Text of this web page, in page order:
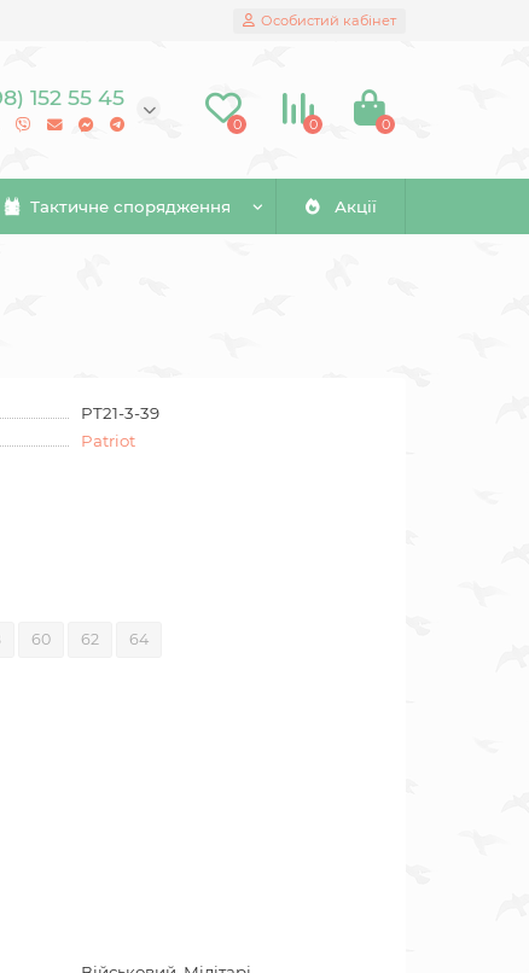
Особистий кабінет
152 55 45
0 0 0
Тактичне спорядження Акції
PT21-3-39
Patriot
60 62 64